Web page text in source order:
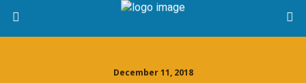
December 11, 2018